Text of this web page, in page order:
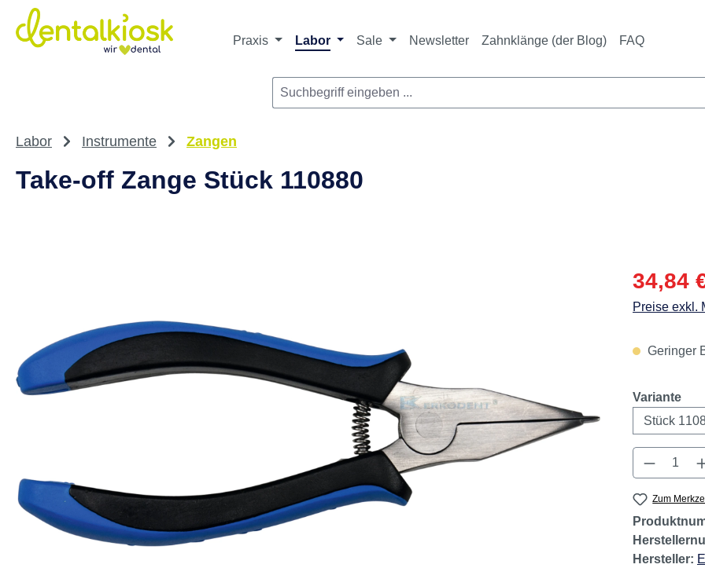
Hauptinhalt springen
Zur Suche springen
Zur Hauptnavigation springen
Praxis Labor Sale Newsletter Zahnklänge (der Blog) FAQ
Labor Instrumente Zangen
Take-off Zange Stück 110880
34,84
Preise exkl.
Geringer
Variante
Zum
Hersteller: